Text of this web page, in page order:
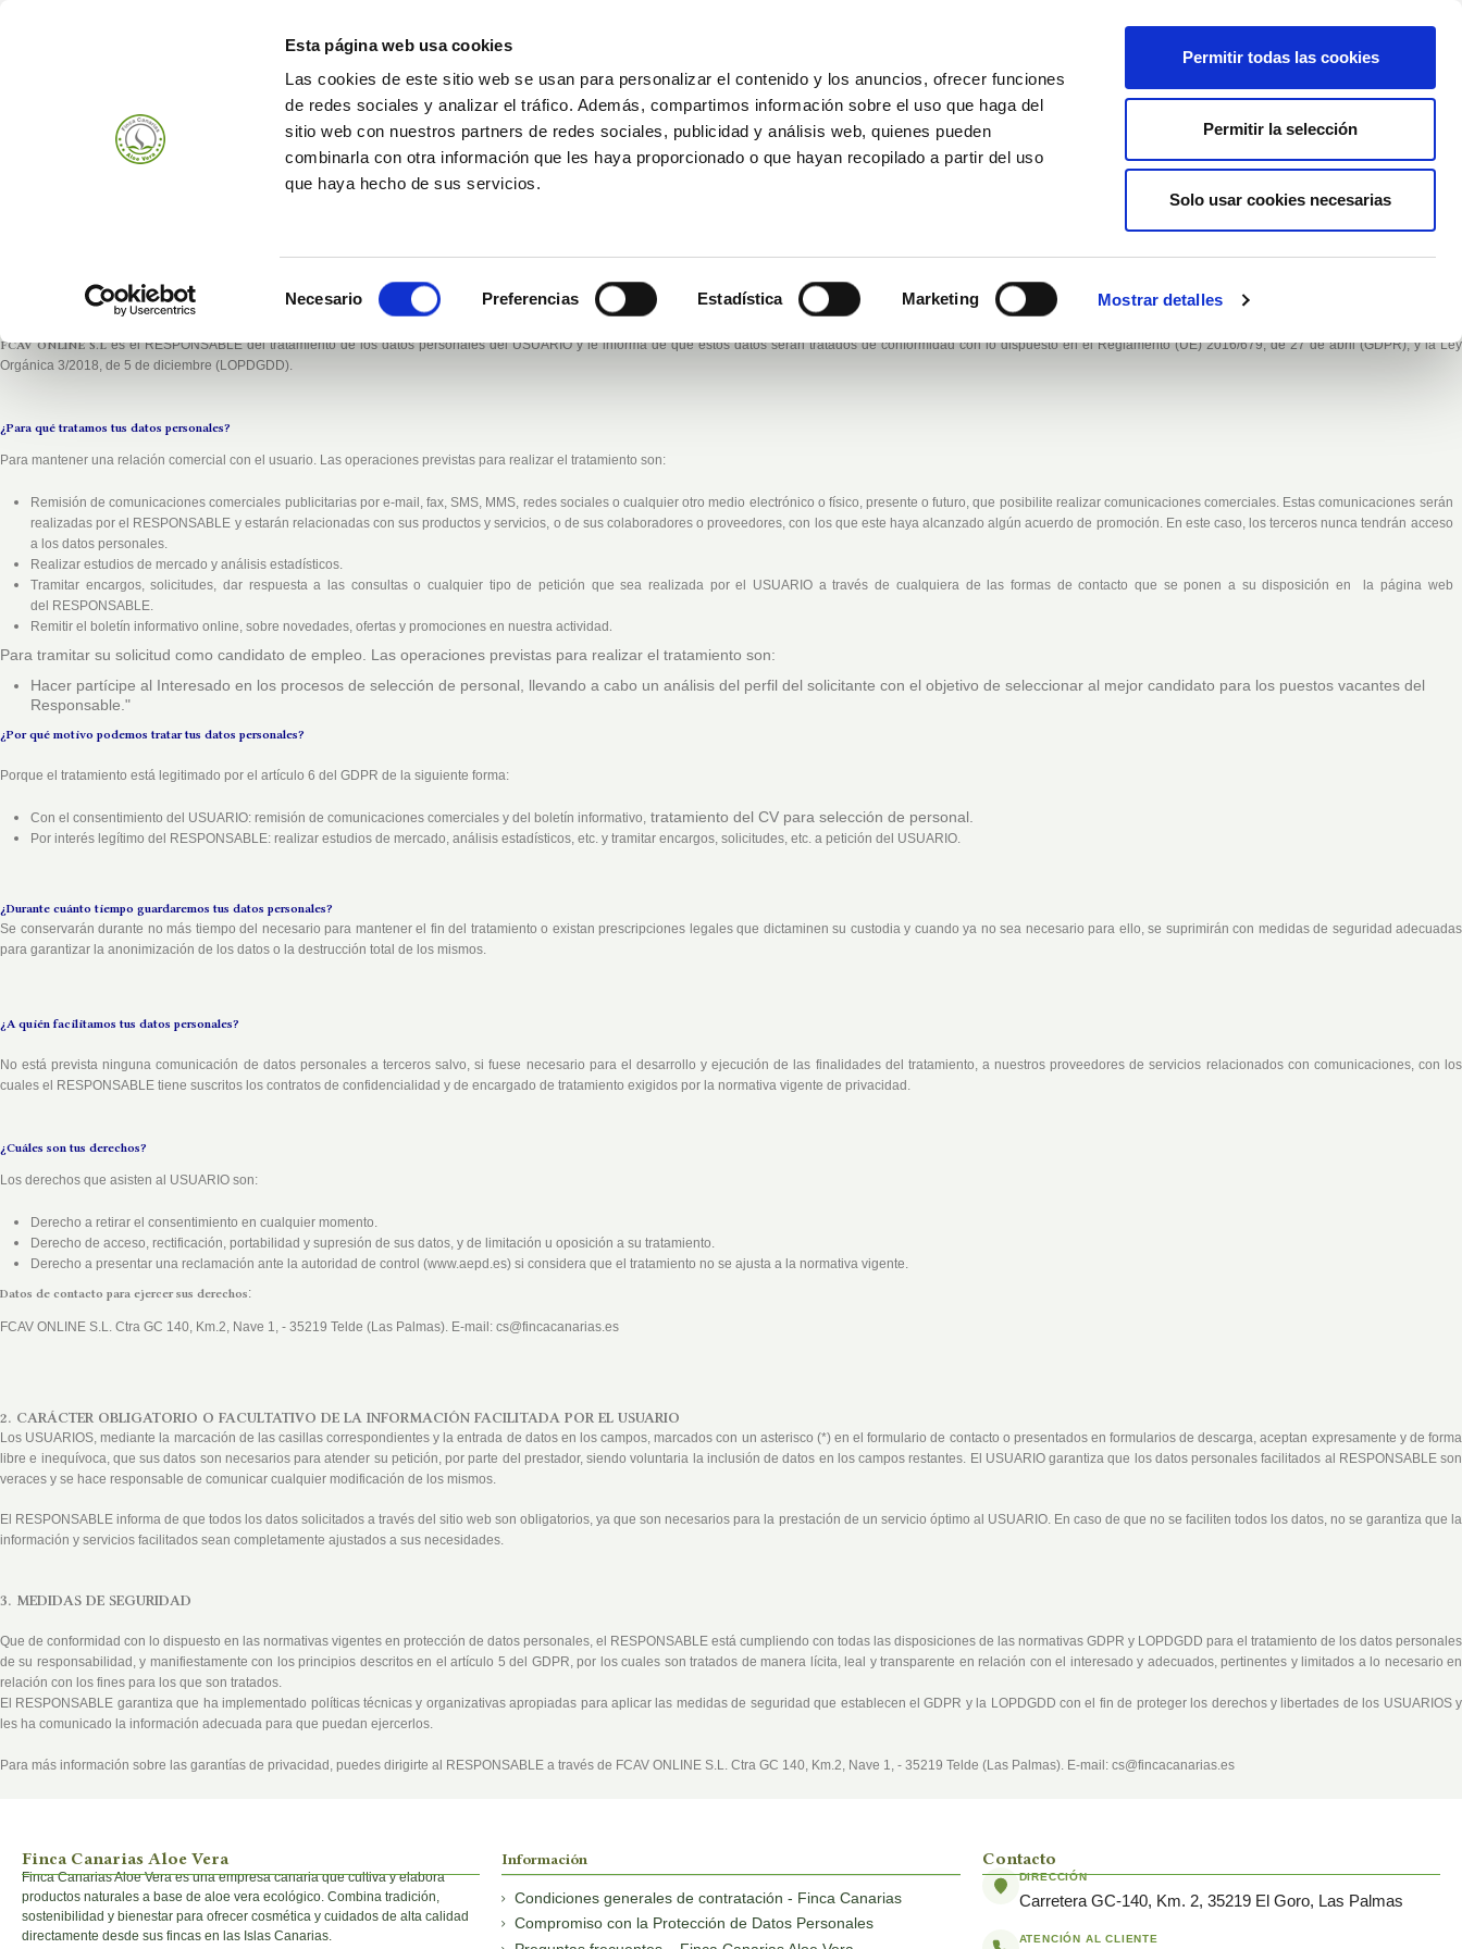
Esta página web usa cookies
Las cookies de este sitio web se usan para personalizar el contenido y los anuncios, ofrecer funciones
de redes sociales y analizar el tráfico. Además, compartimos información sobre el uso que haga del
sitio web con nuestros partners de redes sociales, publicidad y análisis web, quienes pueden
combinarla con otra información que les haya proporcionado o que hayan recopilado a partir del uso
que haya hecho de sus servicios.
Necesario Preferencias Estadística Marketing Mostrar detalles
Permitir todas las cookies
Permitir la selección
Solo usar cookies necesarias
Productos Empresa Reservar visita DAKAR POR LA VIDA
Iniciar sesión
FCAV ONLINE S.Les el RESPONSABLE del tratamiento de los datos personales del USUARIO y le informa de que estos datos serán tratados de conformidad con lo dispuesto en el Reglamento (UE) 2016/679, de 27 de abril (GDPR), y la Ley
Orgánica 3/2018, de 5 de diciembre (LOPDGDD).
¿Para qué tratamos tus datos personales?
Para mantener una relación comercial con el usuario. Las operaciones previstas para realizar el tratamiento son:
Remisión de comunicaciones comerciales publicitarias por e-mail, fax, SMS, MMS, redes sociales o cualquier otro medio electrónico o físico, presente o futuro, que posibilite realizar comunicaciones comerciales. Estas comunicaciones serán
realizadas por el RESPONSABLE y estarán relacionadas con sus productos y servicios, o de sus colaboradores o proveedores, con los que este haya alcanzado algún acuerdo de promoción. En este caso, los terceros nunca tendrán acceso
a los datos personales.
Realizar estudios de mercado y análisis estadísticos.
Tramitar encargos, solicitudes, dar respuesta a las consultas o cualquier tipo de petición que sea realizada por el USUARIO a través de cualquiera de las formas de contacto que se ponen a su disposición en la página web
del
RESPONSABLE.
Remitir el boletín informativo online, sobre novedades, ofertas y promociones en nuestra actividad .
Para tramitar su solicitud como candidato de empleo. Las operaciones previstas para realizar el tratamiento son:
Hacer partícipe al Interesado en los procesos de selección de personal, llevando a cabo un análisis del perfil del solicitante con el objetivo de seleccionar al mejor candidato para los puestos vacantes del
Responsable."
¿Por qué motivo podemos tratar tus datos personales?
Porque el tratamiento está legitimado por el artículo 6 del GDPR de la siguiente forma:
Con el consentimiento del USUARIO: remisión de comunicaciones comerciales y del boletín informativo, tratamiento del CV para selección de personal.
Por interés legítimo del RESPONSABLE: realizar estudios de mercado, análisis estadísticos, etc. y tramitar encargos, solicitudes, etc. a petición del USUARIO
¿Durante cuánto tiempo guardaremos tus datos personales?
Se conservarán durante no más tiempo del necesario para mantener el fin del tratamiento o existan prescripciones legales que dictaminen su custodia y cuando ya no sea necesario para ello, se suprimirán con medidas de seguridad adecuadas
para garantizar la anonimización de los datos o la destrucción total de los mismos.
¿A quién facilitamos tus datos personales?
No está prevista ninguna comunicación de datos personales a terceros salvo, si fuese necesario para el desarrollo y ejecución de las finalidades del tratamiento, a nuestros proveedores de servicios relacionados con comunicaciones, con los
cuales el
RESPONSABLE tiene suscritos los contratos de confidencialidad y de encargado de tratamiento exigidos por la normativa vigente de privacidad.
¿Cuáles son tus derechos?
Los derechos que asisten al USUARIO son:
Derecho a retirar el consentimiento en cualquier momento.
Derecho de acceso, rectificación, portabilidad y supresión de sus datos, y de limitación u oposición a su tratamiento.
Derecho a presentar una reclamación ante la autoridad de control (www.aepd.es) si considera que el tratamiento no se ajusta a la normativa vigente.
Datos de contacto para ejercer sus derechos:
FCAV ONLINE S.L. Ctra GC 140, Km.2, Nave 1, - 35219 Telde (Las Palmas). E-mail: cs@fincacanarias.es
2. CARÁCTER OBLIGATORIO O FACULTATIVO DE LA INFORMACIÓN FACILITADA POR EL USUARIO
Los USUARIOS, mediante la marcación de las casillas correspondientes y la entrada de datos en los campos, marcados con un asterisco (*) en el formulario de contacto o presentados en formularios de descarga, aceptan expresamente y de forma
libre e inequívoca, que sus datos son necesarios para atender su petición, por parte del prestador, siendo voluntaria la inclusión de datos en los campos restantes. El USUARIO garantiza que los datos personales facilitados al RESPONSABLE son
veraces y se hace responsable de comunicar cualquier modificación de los mismos.
El RESPONSABLE informa de que todos los datos solicitados a través del sitio web son obligatorios, ya que son necesarios para la prestación de un servicio óptimo al USUARIO. En caso de que no se faciliten todos los datos, no se garantiza que la
información y servicios facilitados sean completamente ajustados a sus necesidades.
3. MEDIDAS DE SEGURIDAD
Que de conformidad con lo dispuesto en las normativas vigentes en protección de datos personales, el RESPONSABLE está cumpliendo con todas las disposiciones de las normativas GDPR y LOPDGDD para el tratamiento de los datos personales
de su responsabilidad, y manifiestamente con los principios descritos en el artículo 5 del GDPR, por los cuales son tratados de manera lícita, leal y transparente en relación con el interesado y adecuados, pertinentes y limitados a lo necesario en
relación con los fines para los que son tratados.
El RESPONSABLE garantiza que ha implementado políticas técnicas y organizativas apropiadas para aplicar las medidas de seguridad que establecen el GDPR y la LOPDGDD con el fin de proteger los derechos y libertades de los USUARIOS y
les ha comunicado la información adecuada para que puedan ejercerlos.
Para más información sobre las garantías de privacidad, puedes dirigirte al RESPONSABLE a través de FCAV ONLINE S.L. Ctra GC 140, Km.2, Nave 1, - 35219 Telde (Las Palmas). E-mail: cs@fincacanarias.es
Finca Canarias Aloe Vera
Finca Canarias Aloe Vera es una empresa canaria que cultiva y elabora
productos naturales a base de aloe vera ecológico. Combina tradición,
sostenibilidad y bienestar para ofrecer cosmética y cuidados de alta calidad
directamente desde sus fincas en las Islas Canarias.
Información
Condiciones generales de contratación - Finca Canarias
Compromiso con la Protección de Datos Personales
Contacto
DIRECCIÓN
Carretera GC-140, Km. 2, 35219 El Goro, Las Palmas
ATENCIÓN AL CLIENTE